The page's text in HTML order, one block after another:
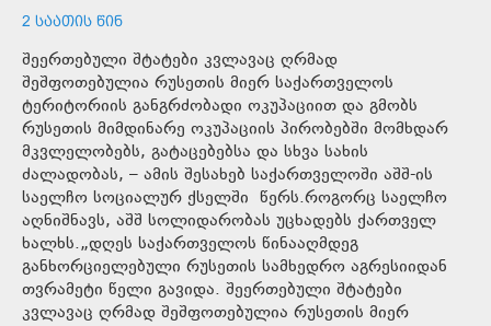
2 ᲡᲐᲐᲗᲘᲡ ᲬᲘᲜ
შეერთებული შტატები კვლავაც ღრმად
შეშფოთებულია რუსეთის მიერ საქართველოს
ტერიტორიის განგრძობადი ოკუპაციით და გმობს
რუსეთის მიმდინარე ოკუპაციის პირობებში მომხდარ
მკვლელობებს, გატაცებებსა და სხვა სახის
ძალადობას, – ამის შესახებ საქართველოში აშშ-ის
საელჩო სოციალურ ქსელში წერს.როგორც საელჩო
აღნიშნავს, აშშ სოლიდარობას უცხადებს ქართველ
ხალხს.„დღეს საქართველოს წინააღმდეგ
განხორციელებული რუსეთის სამხედრო აგრესიიდან
თვრამეტი წელი გავიდა. შეერთებული შტატები
კვლავაც ღრმად შეშფოთებულია რუსეთის მიერ